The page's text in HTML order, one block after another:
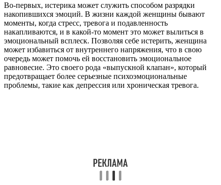
Во-первых, истерика может служить способом разрядки
накопившихся эмоций. В жизни каждой женщины бывают
моменты, когда стресс, тревога и подавленность
накапливаются, и в какой-то момент это может вылиться в
эмоциональный всплеск. Позволяя себе истерить, женщина
может избавиться от внутреннего напряжения, что в свою
очередь может помочь ей восстановить эмоциональное
равновесие. Это своего рода «выпускной клапан», который
предотвращает более серьезные психоэмоциональные
проблемы, такие как депрессия или хроническая тревога.